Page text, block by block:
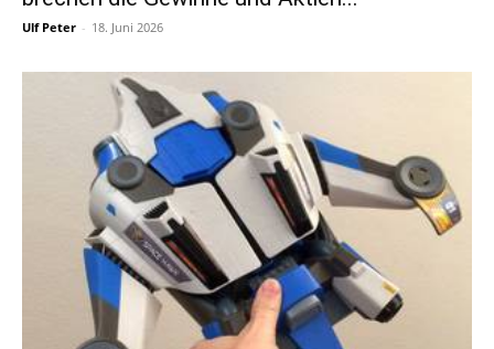
Ulf Peter - 18. Juni 2026